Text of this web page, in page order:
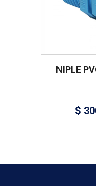
NIPLE
$